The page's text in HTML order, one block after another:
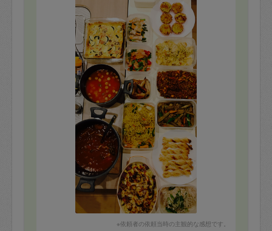
＊もやしと豚肉蒸し
＊チーズスティックパイ
＊根菜の煮物
＊タイ風焼きそば
＊ナンプラーの手羽先
＊キーマカレー
＊コーンのチキンピカタ
＊サーモンとトマトのマリネ
＊キッシュ
＊野菜の豚肉巻き
＊スイートポテト
＊鶏と野菜としらたきの煮物
＊パンナコッタ
ありがとうございました！
※依頼者の依頼当時の主観的な感想です。